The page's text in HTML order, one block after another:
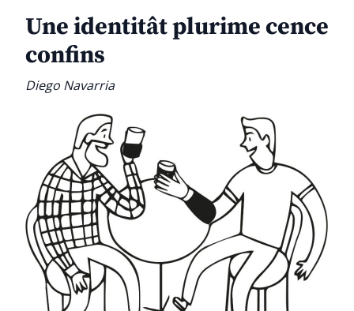
Une identitât plurime cence
confins
Diego Navarria